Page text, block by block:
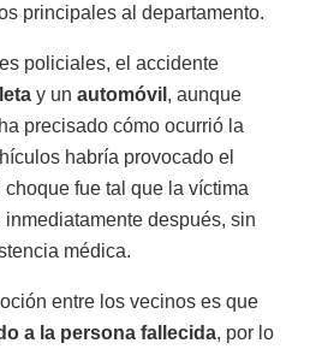
principales al departamento.
policiales, el accidente
y un automóvil , aunque
precisado cómo ocurrió la
habría provocado el
fue tal que la víctima
después, sin
médica.
entre los vecinos es que
a la persona fallecida, por lo